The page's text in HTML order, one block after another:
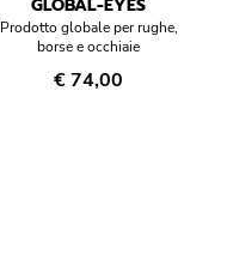
GLOBAL-EYES
Prodotto globale per rughe,
borse e occhiaie
€ 74,00